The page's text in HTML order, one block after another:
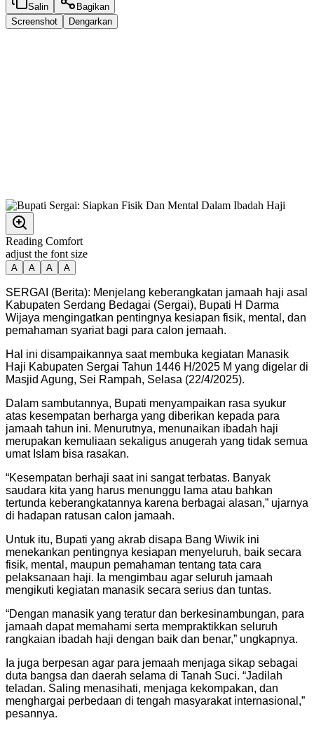
Salin
Bagikan
Screenshot
Dengarkan
Reading Comfort
adjust the font size
A A A A
SERGAI (Berita): Menjelang keberangkatan jamaah haji asal
Kabupaten Serdang Bedagai (Sergai), Bupati H Darma
Wijaya mengingatkan pentingnya kesiapan fisik, mental, dan
pemahaman syariat bagi para calon jemaah.
Hal ini disampaikannya saat membuka kegiatan Manasik
Haji Kabupaten Sergai Tahun 1446 H/2025 M yang digelar di
Masjid Agung, Sei Rampah, Selasa (22/4/2025).
Dalam sambutannya, Bupati menyampaikan rasa syukur
atas kesempatan berharga yang diberikan kepada para
jamaah tahun ini. Menurutnya, menunaikan ibadah haji
merupakan kemuliaan sekaligus anugerah yang tidak semua
umat Islam bisa rasakan.
“Kesempatan berhaji saat ini sangat terbatas. Banyak
saudara kita yang harus menunggu lama atau bahkan
tertunda keberangkatannya karena berbagai alasan,” ujarnya
di hadapan ratusan calon jamaah.
Untuk itu, Bupati yang akrab disapa Bang Wiwik ini
menekankan pentingnya kesiapan menyeluruh, baik secara
fisik, mental, maupun pemahaman tentang tata cara
pelaksanaan haji. Ia mengimbau agar seluruh jamaah
mengikuti kegiatan manasik secara serius dan tuntas.
“Dengan manasik yang teratur dan berkesinambungan, para
jamaah dapat memahami serta mempraktikkan seluruh
rangkaian ibadah haji dengan baik dan benar,” ungkapnya.
Ia juga berpesan agar para jemaah menjaga sikap sebagai
duta bangsa dan daerah selama di Tanah Suci. “Jadilah
teladan. Saling menasihati, menjaga kekompakan, dan
menghargai perbedaan di tengah masyarakat internasional,”
pesannya.